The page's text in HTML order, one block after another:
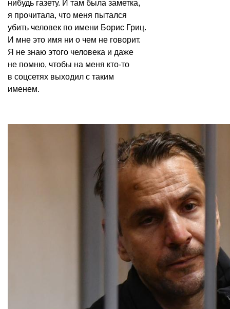
нибудь газету. И там была заметка,
я прочитала, что меня пытался
убить человек по имени Борис Гриц.
И мне это имя ни о чем не говорит.
Я не знаю этого человека и даже
не помню, чтобы на меня кто-то
в соцсетях выходил с таким
именем.